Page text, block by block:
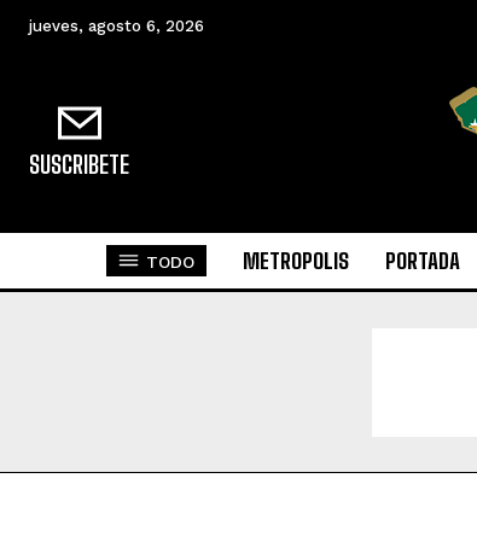
jueves, agosto 6, 2026
SUSCRIBETE
TODO METROPOLIS PORTADA